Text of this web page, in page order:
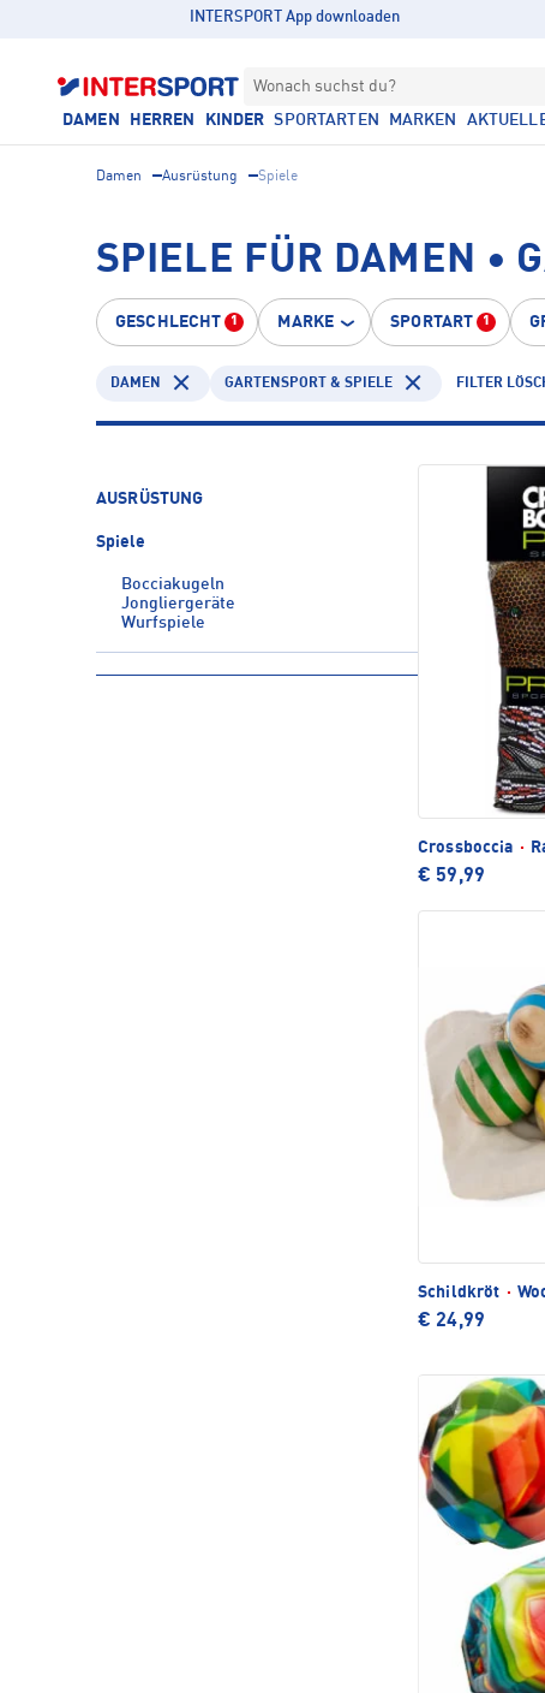
INTERSPORT App downloaden
Wonach suchst du?
DAMEN HERREN KINDER SPORTARTEN MARKEN
Damen Ausrüstung Spiele
SPIELE FÜR DAMEN •
GESCHLECHT 1 MARKE SPORTART 1
DAMEN GARTENSPORT & SPIELE FILTER
AUSRÜSTUNG
Spiele
Bocciakugeln
Jongliergeräte
Wurfspiele
Crossboccia ·
€ 59,99
Schildkröt ·
€ 24,99